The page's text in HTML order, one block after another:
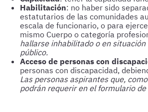
Habilitación: no haber sido
estatutarios de las comunidades
escala de funcionario, o para
mismo Cuerpo o categoría
hallarse inhabilitado o en
público.
Acceso de personas con
personas con discapacidad,
Las personas aspirantes que,
podrán requerir en el formulario